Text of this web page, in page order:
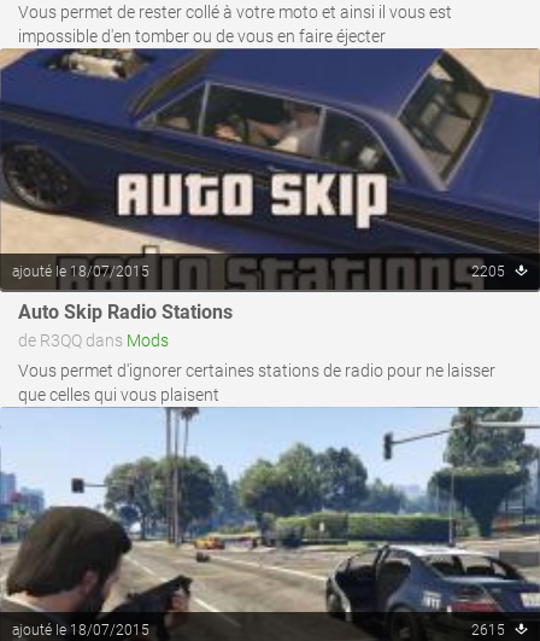
Vous permet de rester collé à votre moto et ainsi il vous est
impossible d'en tomber ou de vous en faire éjecter
ajouté le 18/07/2015 2205
Auto Skip Radio Stations
de R3QQ dans Mods
Vous permet d'ignorer certaines stations de radio pour ne laisser
que celles qui vous plaisent
ajouté le 18/07/2015 2615